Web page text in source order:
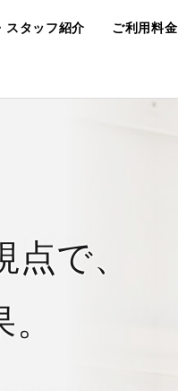
スタッフ紹介 ご利用料金
で、